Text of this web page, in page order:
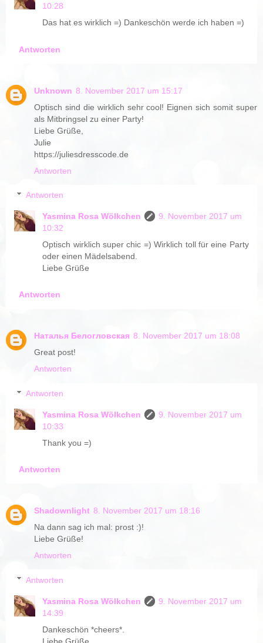
10:28
Das hat es wirklich =) Dankeschön werde ich haben =)
Antworten
Unknown 8. November 2017 um 15:17
Optisch sind die wirklich sehr cool! Eignen sich somit super
als Mitbringsel zu einer Party!
Liebe Grüße,
Julie
https://juliesdresscode.de
Antworten
Antworten
Yasmina Rosa Wölkchen
9. November 2017 um
10:32
Optisch wirklich super chic =) Wirklich toll für eine Party
oder einen Mädelsabend.
Liebe Grüße
Antworten
Наталья Белогловская 8. November 2017 um 18:08
Great post!
Antworten
Antworten
Yasmina Rosa Wölkchen
9. November 2017 um
10:33
Thank you =)
Antworten
Shadownlight 8. November 2017 um 18:16
Na dann sag ich mal: prost :)!
Liebe Grüße!
Antworten
Antworten
Yasmina Rosa Wölkchen
9. November 2017 um
14:39
Dankeschön *cheers*.
Liebe Grüße